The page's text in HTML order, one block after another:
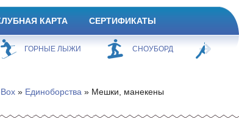
КАРТА СЕРТИФИКАТЫ
ГОРНЫЕ ЛЫЖИ СНОУБОРД
» Единоборства » Мешки, манекены